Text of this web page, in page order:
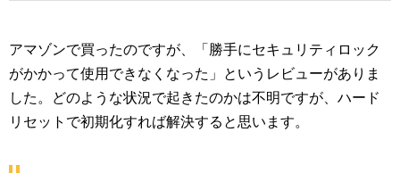
アマゾンで買ったのですが、「勝手にセキュリティロック
がかかって使用できなくなった」というレビューがありま
した。どのような状況で起きたのかは不明ですが、ハード
リセットで初期化すれば解決すると思います。